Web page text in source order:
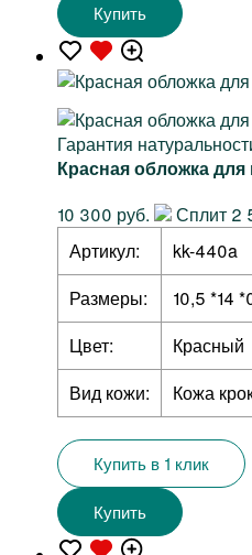
Купить
Гарантия
Красная обложка
10 300 руб.
Сплит 2
Артикул:
kk-440a
Размеры:
10,5 *14
Цвет:
Красный
Вид кожи:
Кожа
Купить в 1 клик
Купить